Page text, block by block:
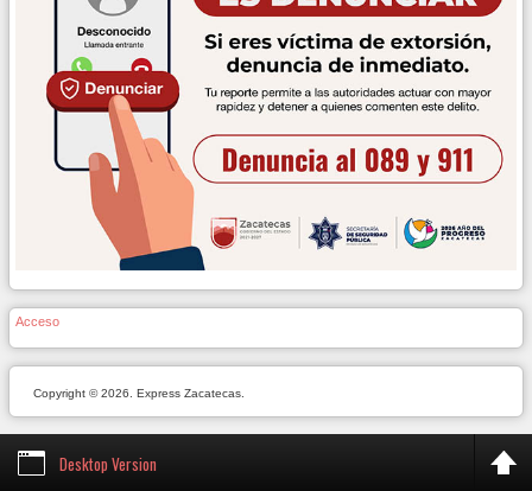
Acceso
Copyright © 2026. Express Zacatecas.
Desktop Version